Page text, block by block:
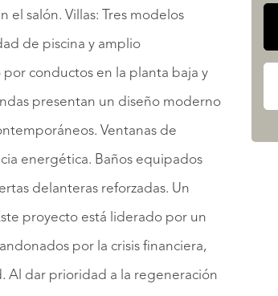
el salón. Villas: Tres modelos
de piscina y amplio
conductos en la planta baja y
presentan un diseño moderno
Ventanas de
energética. Baños equipados
delanteras reforzadas. Un
proyecto está liderado por un
por la crisis financiera,
Al dar prioridad a la regeneración